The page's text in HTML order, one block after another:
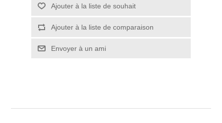
Ajouter à la liste de souhait
Ajouter à la liste de comparaison
Envoyer à un ami